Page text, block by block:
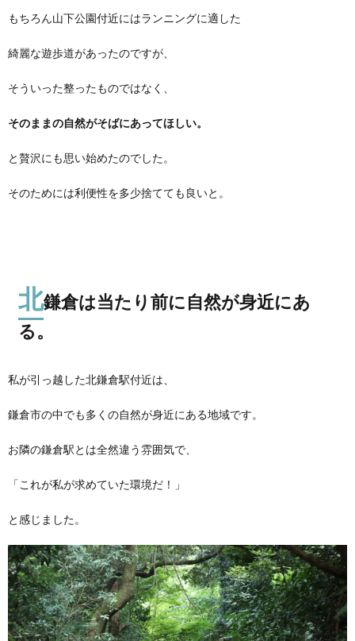
もちろん山下公園付近にはランニングに適した
綺麗な遊歩道があったのですが、
そういった整ったものではなく、
そのままの自然がそばにあってほしい。
と贅沢にも思い始めたのでした。
そのためには利便性を多少捨てても良いと。
北鎌倉は当たり前に自然が身近にあ
る。
私が引っ越した北鎌倉駅付近は、
鎌倉市の中でも多くの自然が身近にある地域です。
お隣の鎌倉駅とは全然違う雰囲気で、
「これが私が求めていた環境だ！」
と感じました。